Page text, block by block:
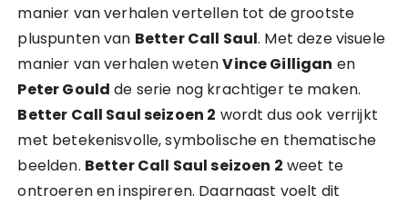
manier van verhalen vertellen tot de grootste
pluspunten van Better Call Saul. Met deze visuele
manier van verhalen wetenVince Gilligan en
Peter Gould de serie nog krachtiger te maken.
Better Call Saul seizoen 2 wordt dus ook verrijkt
met betekenisvolle, symbolische en thematische
beelden. Better Call Saul seizoen 2 weet te
ontroeren en inspireren. Daarnaast voelt dit